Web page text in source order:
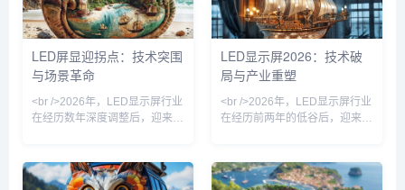
长。行业整体产能利用率回升至
健康水平，此前困扰行业的低价
竞争局面得到有效遏制。<br />
<br />这一轮复苏并非简单的周
期性反弹，而是行业结构性升级
LED和Mini
拓展。据多家券商研报援引的产
业链调研信息，小间距LED在控
制室、演播室等专业市场的出货
量同比回升，而租赁市场也因演
艺活动常态化而保持稳定增长。
性屏等创新形态开始
LED屏显迎拐点：技术突围
与场景革命
<br />2026年，LED显示屏行业
在经历数年深度调整后，迎来实
营，产业链各环节的开工率与订
单量均呈现稳步回升态势。业内
LED显示屏2026：技术破
局与产业重塑
<br />2026年，LED显示屏行业
在经历前两年的低谷后，迎来新
馈，均显示出温和增长的态势。
特别是在国内文旅夜游、商业综